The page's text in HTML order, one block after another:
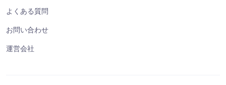
よくある質問
お問い合わせ
運営会社